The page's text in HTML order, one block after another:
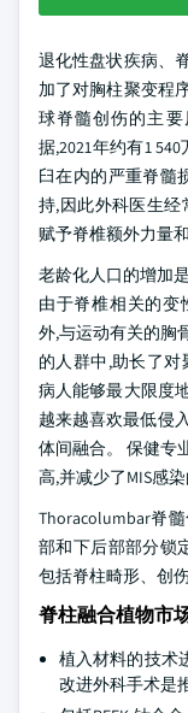
退化性盘状疾病、
加了对胸柱聚变程
球脊髓创伤的主
据,2021年约有1
臼在内的严重脊髓
持,因此外科医生经
赋予脊椎额外力量
老龄化人口的增加
由于脊椎相关的变
外,与运动有关的胸
的人群中,助长了
病人能够最大限度
越来越喜欢最低侵
体间融合。 保健专
高,并减少了MIS感
Thoracolumbar脊
部和下后部部分锁
包括脊柱畸形、创
脊柱融合植物市
植入材料的技术
改进外科手术是